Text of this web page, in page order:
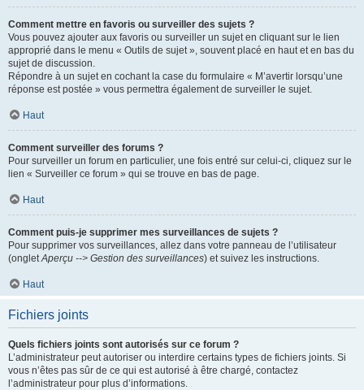
Comment mettre en favoris ou surveiller des sujets ?
Vous pouvez ajouter aux favoris ou surveiller un sujet en cliquant sur le lien
approprié dans le menu « Outils de sujet », souvent placé en haut et en bas du
sujet de discussion.
Répondre à un sujet en cochant la case du formulaire « M’avertir lorsqu’une
réponse est postée » vous permettra également de surveiller le sujet.
Haut
Comment surveiller des forums ?
Pour surveiller un forum en particulier, une fois entré sur celui-ci, cliquez sur le
lien « Surveiller ce forum » qui se trouve en bas de page.
Haut
Comment puis-je supprimer mes surveillances de sujets ?
Pour supprimer vos surveillances, allez dans votre panneau de l’utilisateur
(ongletAperçu --> Gestion des surveillances) et suivez les instructions.
Haut
Fichiers joints
Quels fichiers joints sont autorisés sur ce forum ?
L’administrateur peut autoriser ou interdire certains types de fichiers joints. Si
vous n’êtes pas sûr de ce qui est autorisé à être chargé, contactez
l’administrateur pour plus d’informations.